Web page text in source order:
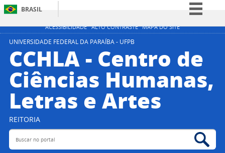
ACESSIBILIDADE ALTO CONTRASTE MAPA DO SITE
BRASIL
Simplifique!
Participe
Legislação
Canais
UNIVERSIDADE FEDERAL DA PARAÍBA - UFPB
CCHLA - Centro de
Ciências Humanas,
Letras e Artes
REITORIA
Buscar no portal